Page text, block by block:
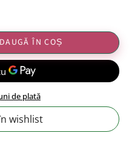
ÎN COȘ
de plată
wishlist